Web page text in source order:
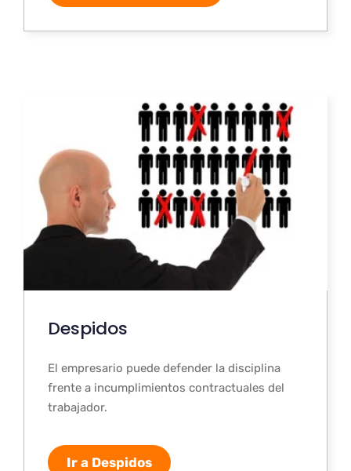
Despidos
El empresario puede defender la disciplina
frente a incumplimientos contractuales del
trabajador.
Ir a Despidos